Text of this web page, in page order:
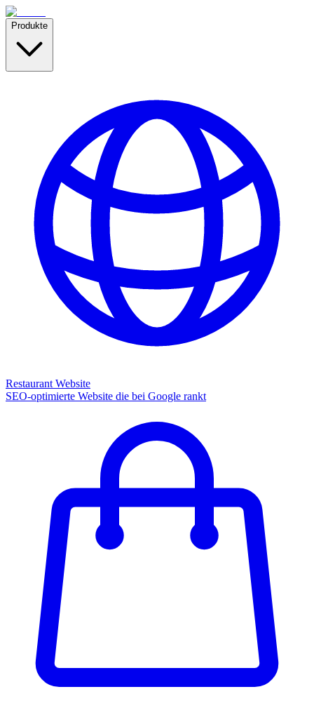
Produkte
Restaurant Website
SEO-optimierte Website die bei Google rankt